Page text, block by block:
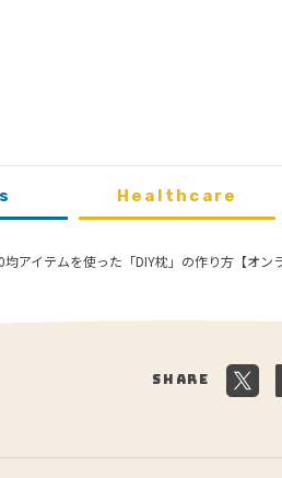
Healthcare
アイテムを使った「DIY枕」の作り方【オン
Share